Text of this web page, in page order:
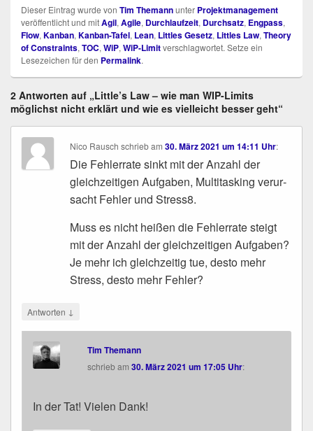
Dieser Eintrag wurde von Tim Themannunter Projektmanagement
veröffentlicht und mitAgil, Agile, Durchlaufzeit, Durchsatz, Engpass,
Flow, Kanban, Kanban-Tafel, Lean, Littles Gesetz, Littles Law, Theory
of Constraints, TOC, WiP, WiP-Limitverschlagwortet. Setze ein
Lesezeichen für den Permalink.
2 Antworten auf „Little’s Law – wie man WIP-Limits
möglichst nicht erklärt und wie es vielleicht besser geht“
Nico Rausch schriebam30. März 2021 um 14:11 Uhr:
Die Feh­ler­ra­te sinkt mit der Anzahl der
gleich­zei­ti­gen Auf­ga­ben, Mul­ti­tas­king ver­ur­
sacht Feh­ler und Stress8.
Muss es nicht hei­ßen die Feh­ler­ra­te steigt
mit der Anzahl der gleich­zei­ti­gen Auf­ga­ben?
Je mehr ich gleich­zei­tig tue, des­to mehr
Stress, des­to mehr Fehler?
Antworten ↓
Tim Themann
schriebam30. März 2021 um 17:05 Uhr:
In der Tat! Vie­len Dank!